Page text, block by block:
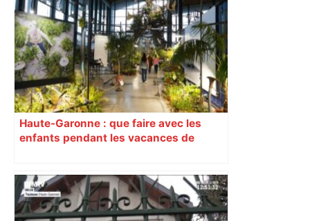
Haute-Garonne : que faire avec les
enfants pendant les vacances de